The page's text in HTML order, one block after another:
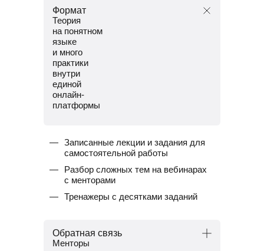
Формат
Теория
на понятном
языке
и много
практики
внутри
единой
онлайн-
платформы
Записанные лекции и задания для
самостоятельной работы
Разбор сложных тем на вебинарах
с менторами
Тренажеры с десятками заданий
Обратная связь
Менторы